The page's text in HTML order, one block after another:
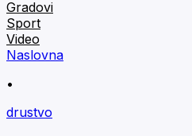
Gradovi
Sport
Video
Naslovna
•
drustvo